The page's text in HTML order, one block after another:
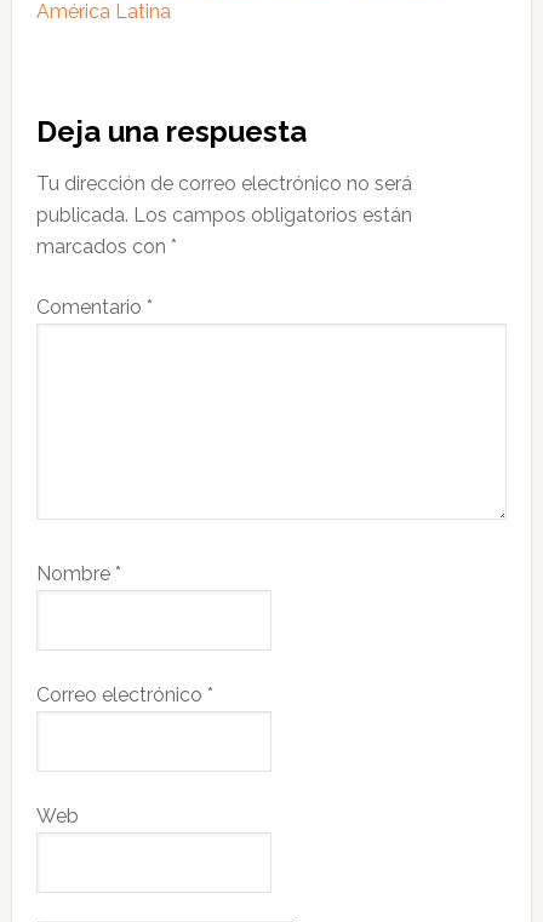
América Latina
Interacciones
con
los
lectores
Deja una respuesta
Tu dirección de correo electrónico no será
publicada. Los campos obligatorios están
marcados con *
Comentario *
Nombre *
Correo electrónico *
Web